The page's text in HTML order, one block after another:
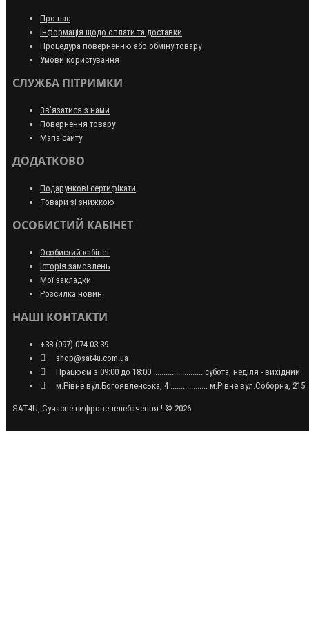
Про нас
Інформація щодо оплати та доставки
Процедура поверненню або обміну товару
Умови користування
СЛУЖБА ПІТРИМКИ
Зв’язатися з нами
Повернення товару
Мапа сайту
ДОДАТКОВО
Подарункові сертифікати
Товари зі знижкою
ОСОБИСТИЙ КАБІНЕТ
Особистий кабінет
Історія замовлень
Мої закладки
Розсилка новин
НАШІ КОНТАКТИ
+38 (097) 074-03-39
shop@sat4u.com.ua
Працюєм з 09:00 до 18:00 ........................ субота, неділя - вихідний.
м.Рівне вул.Богоявленська, 4 .................. м.Рівне вул.Соборна, 215
SAT4U, Сучасне цифрове телебачення ! © 2026